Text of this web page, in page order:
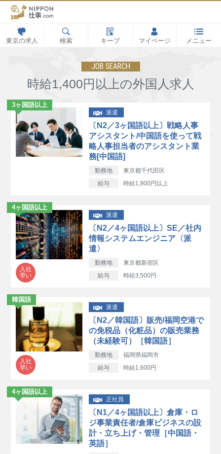
東京の求人 検索 キープ マイページ メニュー
JOB SEARCH
時給1,400円以上の外国人求人
3ヶ国語以上
派遣
〔N2／3ヶ国語以上〕戦略人事
アシスタント/中国語を使って戦
略人事担当者のアシスタント業
務[中国語]
勤務地
東京都千代田区
給与
時給1,900円以上
4ヶ国語以上
入社
早い
派遣
〔N2／4ヶ国語以上〕SE／社内
情報システムエンジニア〈派
遣〉
勤務地
東京都新宿区
給与
時給3,500円
韓国語
入社
早い
派遣
〔N2／韓国語〕販売/福岡空港で
の免税品（化粧品）の販売業務
（未経験可）［韓国語］
勤務地
福岡県福岡市
給与
時給1,600円
4ヶ国語以上
正社員
〔N1／4ヶ国語以上〕倉庫・ロ
ジ事業責任者/倉庫ビジネスの設
計・立ち上げ・管理［中国語・
英語］